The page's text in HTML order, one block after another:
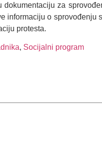
za
informaciju o
protesta.
, Socijalni program